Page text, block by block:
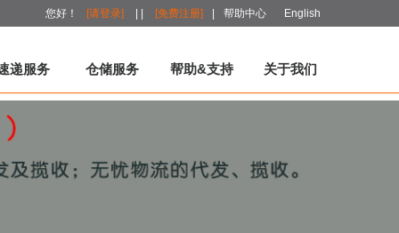
您好！ [请登录] [免费注册] 帮助中心 English
递服务 仓储服务 帮助&支持 关于我们